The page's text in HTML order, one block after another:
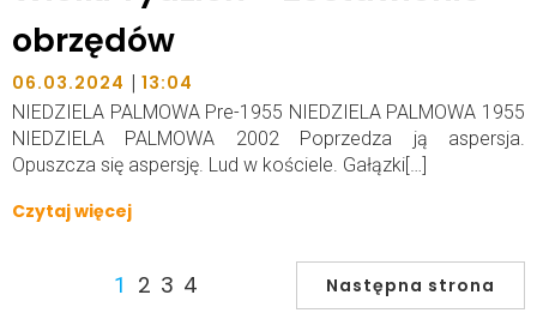
obrzędów
06.03.2024 | 13:04
NIEDZIELA PALMOWA Pre-1955 NIEDZIELA PALMOWA 1955
NIEDZIELA PALMOWA 2002 Poprzedza ją aspersja.
Opuszcza się aspersję. Lud w kościele. Gałązki[…]
Czytaj więcej
1 2 3 4 Następna strona